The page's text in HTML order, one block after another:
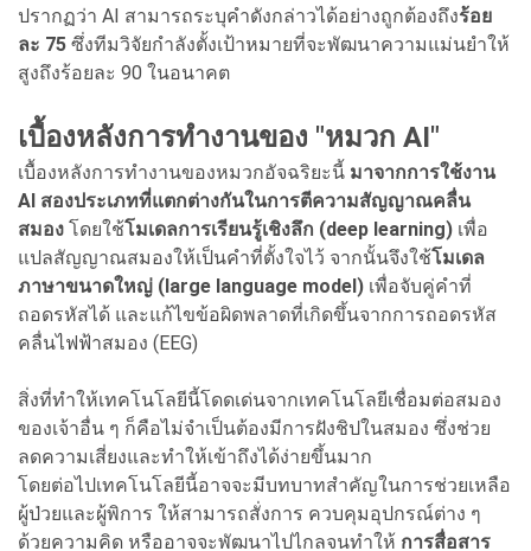
ปรากฏว่า AI สามารถระบุคำดังกล่าวได้อย่างถูกต้องถึงร้อย
ละ 75 ซึ่งทีมวิจัยกำลังตั้งเป้าหมายที่จะพัฒนาความแม่นยำให้
สูงถึงร้อยละ 90 ในอนาคต
เบื้องหลังการทำงานของ "หมวก AI"
เบื้องหลังการทำงานของหมวกอัจฉริยะนี้ มาจากการใช้งาน
AI สองประเภทที่แตกต่างกันในการตีความสัญญาณคลื่น
สมอง โดยใช้โมเดลการเรียนรู้เชิงลึก (deep learning) เพื่อ
แปลสัญญาณสมองให้เป็นคำที่ตั้งใจไว้ จากนั้นจึงใช้โมเดล
ภาษาขนาดใหญ่ (large language model) เพื่อจับคู่คำที่
ถอดรหัสได้ และแก้ไขข้อผิดพลาดที่เกิดขึ้นจากการถอดรหัส
คลื่นไฟฟ้าสมอง (EEG)
สิ่งที่ทำให้เทคโนโลยีนี้โดดเด่นจากเทคโนโลยีเชื่อมต่อสมอง
ของเจ้าอื่น ๆ ก็คือไม่จำเป็นต้องมีการฝังชิปในสมอง ซึ่งช่วย
ลดความเสี่ยงและทำให้เข้าถึงได้ง่ายขึ้นมาก
โดยต่อไปเทคโนโลยีนี้อาจจะมีบทบาทสำคัญในการช่วยเหลือ
ผู้ป่วยและผู้พิการ ให้สามารถสั่งการ ควบคุมอุปกรณ์ต่าง ๆ
ด้วยความคิด หรืออาจจะพัฒนาไปไกลจนทำให้ การสื่อสาร